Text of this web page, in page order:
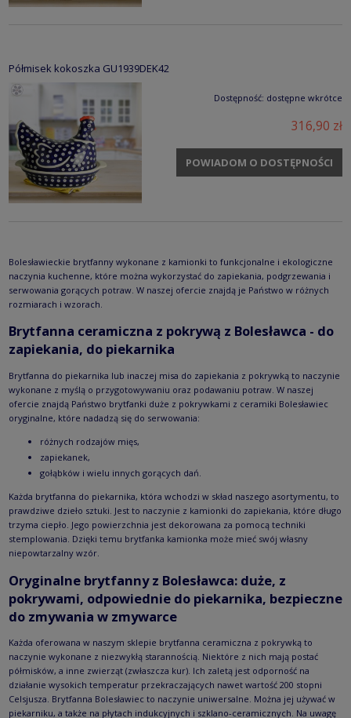
Półmisek kokoszka GU1939DEK42
Dostępność: dostępne wkrótce
316,90 zł
POWIADOM O DOSTĘPNOŚCI
Bolesławieckie brytfanny wykonane z kamionki to funkcjonalne i ekologiczne
naczynia kuchenne, które można wykorzystać do zapiekania, podgrzewania i
serwowania gorących potraw. W naszej ofercie znajdą je Państwo w różnych
rozmiarach i wzorach.
Brytfanna ceramiczna z pokrywą z Bolesławca - do
zapiekania, do piekarnika
Brytfanna do piekarnika lub inaczej misa do zapiekania z pokrywką to naczynie
wykonane z myślą o przygotowywaniu oraz podawaniu potraw. W naszej
ofercie znajdą Państwo brytfanki duże z pokrywkami z ceramiki Bolesławiec
oryginalne, które nadadzą się do serwowania:
różnych rodzajów mięs,
zapiekanek,
gołąbków i wielu innych gorących dań.
Każda brytfanna do piekarnika, która wchodzi w skład naszego asortymentu, to
prawdziwe dzieło sztuki. Jest to naczynie z kamionki do zapiekania, które długo
trzyma ciepło. Jego powierzchnia jest dekorowana za pomocą techniki
stemplowania. Dzięki temu brytfanka kamionka może mieć swój własny
niepowtarzalny wzór.
Oryginalne brytfanny z Bolesławca: duże, z
pokrywami, odpowiednie do piekarnika, bezpieczne
do zmywania w zmywarce
Każda oferowana w naszym sklepie brytfanna ceramiczna z pokrywką to
naczynie wykonane z niezwykłą starannością. Niektóre z nich mają postać
półmisków, a inne zwierząt (zwłaszcza kur). Ich zaletą jest odporność na
działanie wysokich temperatur przekraczających nawet wartość 200 stopni
Celsjusza. Brytfanna Bolesławiec to naczynie uniwersalne. Można jej używać w
piekarniku, a także na płytach indukcyjnych i szklano-ceramicznych. Na uwagę